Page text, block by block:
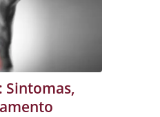
Sintomas,